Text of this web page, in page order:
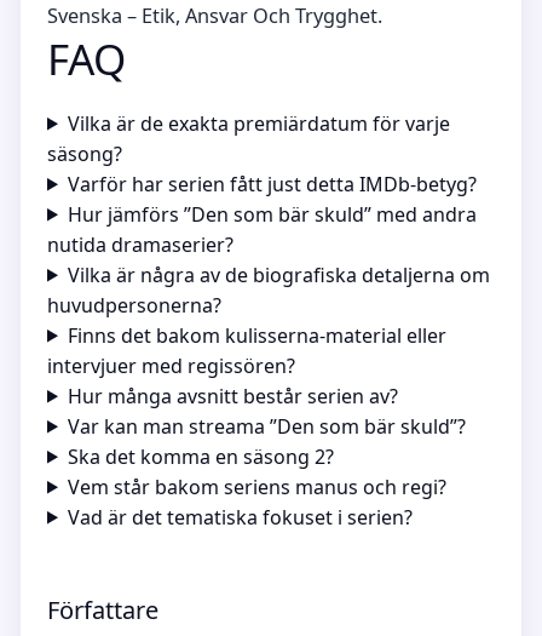
Svenska – Etik, Ansvar Och Trygghet.
FAQ
Vilka är de exakta premiärdatum för varje
säsong?
Varför har serien fått just detta IMDb-betyg?
Hur jämförs ”Den som bär skuld” med andra
nutida dramaserier?
Vilka är några av de biografiska detaljerna om
huvudpersonerna?
Finns det bakom kulisserna-material eller
intervjuer med regissören?
Hur många avsnitt består serien av?
Var kan man streama ”Den som bär skuld”?
Ska det komma en säsong 2?
Vem står bakom seriens manus och regi?
Vad är det tematiska fokuset i serien?
Författare